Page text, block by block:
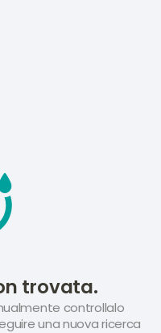
trovata.
controllalo
una nuova ricerca